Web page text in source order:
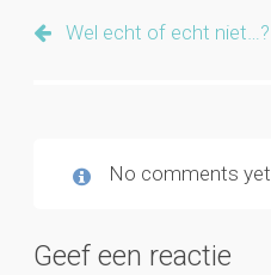
Wel echt of echt niet…?
No comments yet.
Geef een reactie